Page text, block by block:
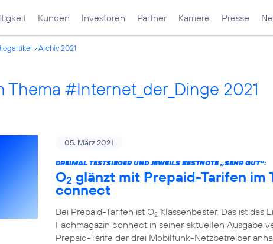
Kunden Investoren Partner Karriere Presse
Archiv 2021
Thema #Internet_der_Dinge 2021
05. März 2021
DREIMAL TESTSIEGER UND JEWEILS BESTNOTE „SEHR GUT“:
O2 glänzt mit Prepaid-Tarifen im
connect
Bei Prepaid-Tarifen ist O2 Klassenbester. Das ist das
Fachmagazin connect in seiner aktuellen Ausgabe
Prepaid-Tarife der drei Mobilfunk-Netzbetreiber